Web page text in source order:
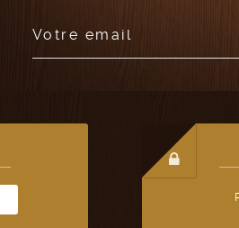
Votre email